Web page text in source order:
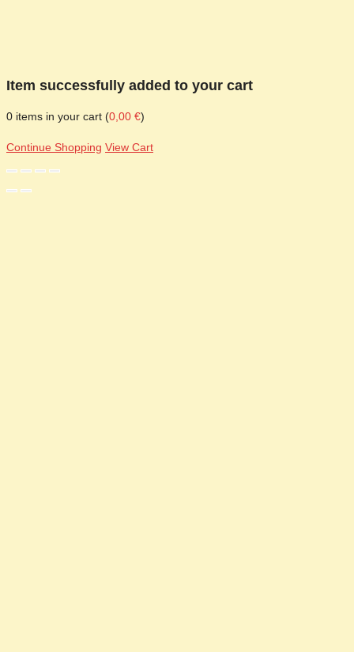
Item successfully added to your cart
0 items in your cart (0,00 €)
Continue Shopping View Cart